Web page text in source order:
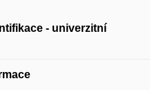
- univerzitní